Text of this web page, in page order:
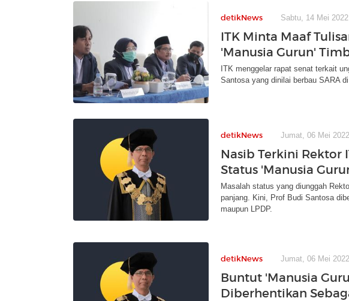
detikNews Sabtu, 14 Mei
ITK Minta Maaf
'Manusia Gurun'
ITK menggelar rapat senat terkait
Santosa yang dinilai berbau SARA
detikNews Jumat, 06 Mei
Nasib Terkini Rektor
Status 'Manusia
Masalah status yang diunggah
panjang. Kini, Prof Budi Santosa
maupun LPDP.
detikNews Jumat, 06 Mei
Buntut 'Manusia
Diberhentikan